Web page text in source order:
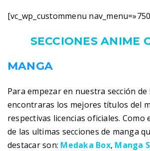
[vc_wp_custommenu
SECCIONES ANIME
MANGA
Para empezar en nuestra sección de
encontraras los mejores títulos del
respectivas licencias oficiales. Como
de las ultimas secciones de manga
destacar son: Medaka Box, Manga